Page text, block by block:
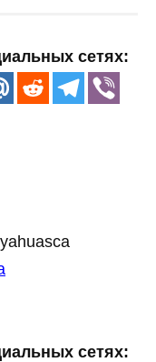
сетях:
сетях: